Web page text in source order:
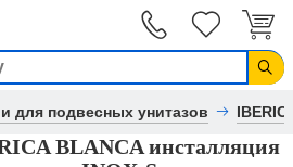
для подвесных унитазов
BLANCA инсталляция